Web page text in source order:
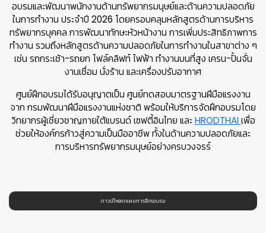
อบรมและพัฒนาพนักงานด้านทรัพยากรมนุษย์และด้านความปลอดภัย
ในการทำงาน ประจำปี 2026 โดยครอบคลุมหลักสูตรด้านการบริหาร
ทรัพยากรบุคคล การพัฒนาทักษะหัวหน้างาน การเพิ่มประสิทธิภาพการ
ทำงาน รวมถึงหลักสูตรด้านความปลอดภัยในการทำงานในสาขาต่าง ๆ
เช่น รถกระเช้า-รถยก โฟล์คลิฟท์ ไฟฟ้า ทำงานบนที่สูง เครน-ปั้นจั่น
งานเชื่อม นั่งร้าน และเครื่องปรับอากาศ
ศูนย์ฝึกอบรมได้รับอนุญาตเป็น ศูนย์ทดสอบมาตรฐานฝีมือแรงงาน
จาก กรมพัฒนาฝีมือแรงงานแห่งชาติ พร้อมให้บริการจัดฝึกอบรมโดย
วิทยากรผู้เชี่ยวชาญภายใต้แบรนด์ เซฟตี้อินไทย และHRODTHAIเพื่อ
ช่วยให้องค์กรก้าวสู่ความเป็นมืออาชีพ ทั้งในด้านความปลอดภัยและ
การบริหารทรัพยากรมนุษย์อย่างครบวงจรร์
ดาวน์โหลดแผนการฝึกอบรม